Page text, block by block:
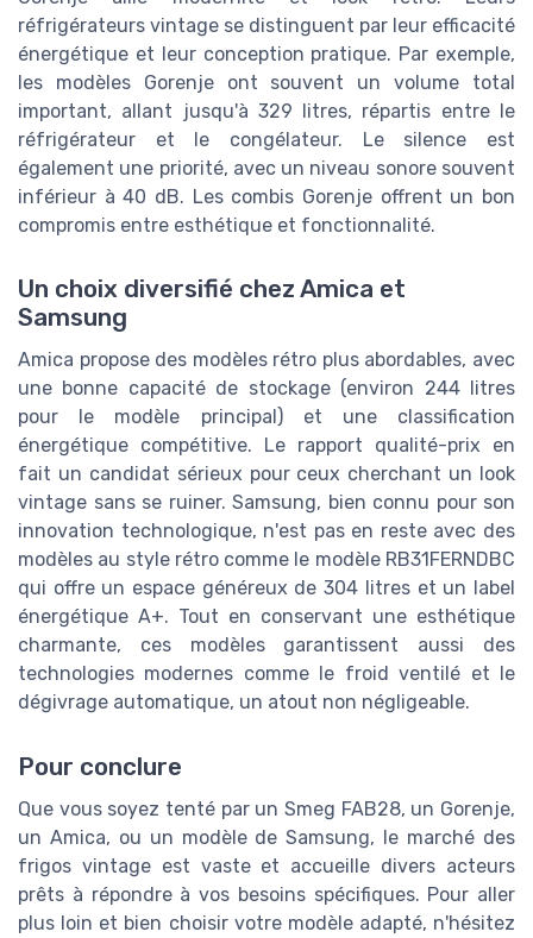
réfrigérateurs vintage se distinguent par leur efficacité
énergétique et leur conception pratique. Par exemple,
les modèles Gorenje ont souvent un volume total
important, allant jusqu'à 329 litres, répartis entre le
réfrigérateur et le congélateur. Le silence est
également une priorité, avec un niveau sonore souvent
inférieur à 40 dB. Les combis Gorenje offrent un bon
compromis entre esthétique et fonctionnalité.
Un choix diversifié chez Amica et
Samsung
Amica propose des modèles rétro plus abordables, avec
une bonne capacité de stockage (environ 244 litres
pour le modèle principal) et une classification
énergétique compétitive. Le rapport qualité-prix en
fait un candidat sérieux pour ceux cherchant un look
vintage sans se ruiner. Samsung, bien connu pour son
innovation technologique, n'est pas en reste avec des
modèles au style rétro comme le modèle RB31FERNDBC
qui offre un espace généreux de 304 litres et un label
énergétique A+. Tout en conservant une esthétique
charmante, ces modèles garantissent aussi des
technologies modernes comme le froid ventilé et le
dégivrage automatique, un atout non négligeable.
Pour conclure
Que vous soyez tenté par un Smeg FAB28, un Gorenje,
un Amica, ou un modèle de Samsung, le marché des
frigos vintage est vaste et accueille divers acteurs
prêts à répondre à vos besoins spécifiques. Pour aller
plus loin et bien choisir votre modèle adapté, n'hésitez